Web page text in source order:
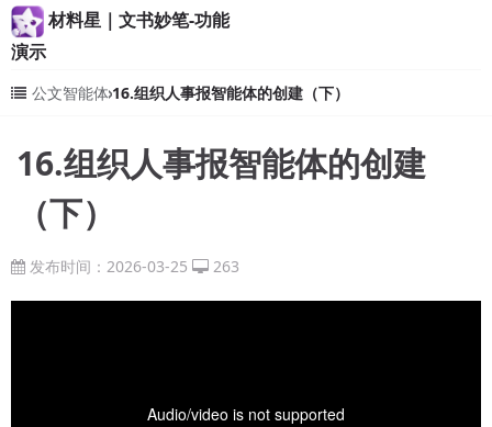
材料星｜文书妙笔-功能
演示
公文智能体 16.组织人事报智能体的创建（下）
16.组织人事报智能体的创建
（下）
发布时间：2026-03-25 263
Audio/video is not supported